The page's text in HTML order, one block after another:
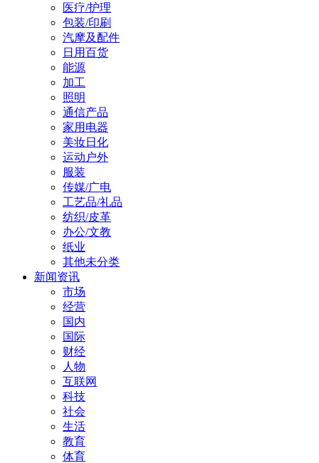
医疗/护理
包装/印刷
汽摩及配件
日用百货
能源
加工
照明
通信产品
家用电器
美妆日化
运动户外
服装
传媒/广电
工艺品/礼品
纺织/皮革
办公/文教
纸业
其他未分类
新闻资讯
市场
经营
国内
国际
财经
人物
互联网
科技
社会
生活
教育
体育